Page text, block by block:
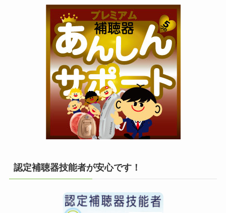
認定補聴器技能者が安心です！